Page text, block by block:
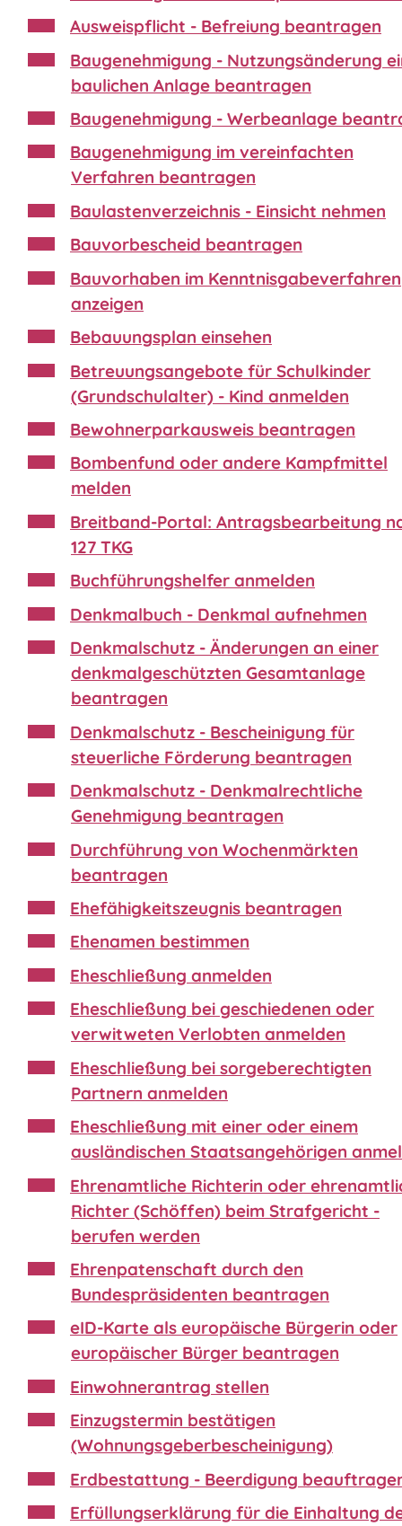
Ausweispflicht - Befreiung beantragen
Baugenehmigung - Nutzungsänderung
baulichen Anlage beantragen
Baugenehmigung - Werbeanlage
Baugenehmigung im vereinfachten
Verfahren beantragen
Baulastenverzeichnis - Einsicht nehmen
Bauvorbescheid beantragen
Bauvorhaben im Kenntnisgabeverfahren
anzeigen
Bebauungsplan einsehen
Betreuungsangebote für Schulkinder
(Grundschulalter) - Kind anmelden
Bewohnerparkausweis beantragen
Bombenfund oder andere Kampfmittel
melden
Breitband-Portal: Antragsbearbeitung
127 TKG
Buchführungshelfer anmelden
Denkmalbuch - Denkmal aufnehmen
Denkmalschutz - Änderungen an einer
denkmalgeschützten Gesamtanlage
beantragen
Denkmalschutz - Bescheinigung für
steuerliche Förderung beantragen
Denkmalschutz - Denkmalrechtliche
Genehmigung beantragen
Durchführung von Wochenmärkten
beantragen
Ehefähigkeitszeugnis beantragen
Ehenamen bestimmen
Eheschließung anmelden
Eheschließung bei geschiedenen oder
verwitweten Verlobten anmelden
Eheschließung bei sorgeberechtigten
Partnern anmelden
Eheschließung mit einer oder einem
ausländischen Staatsangehörigen
Ehrenamtliche Richterin oder
Richter (Schöffen) beim Strafgericht -
berufen werden
Ehrenpatenschaft durch den
Bundespräsidenten beantragen
eID-Karte als europäische Bürgerin oder
europäischer Bürger beantragen
Einwohnerantrag stellen
Einzugstermin bestätigen
(Wohnungsgeberbescheinigung)
Erdbestattung - Beerdigung
Erfüllungserklärung für die Einhaltung